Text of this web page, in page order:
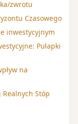
zwrotu
Czasowego
inwestycyjnym
Pułapki
na
Stóp